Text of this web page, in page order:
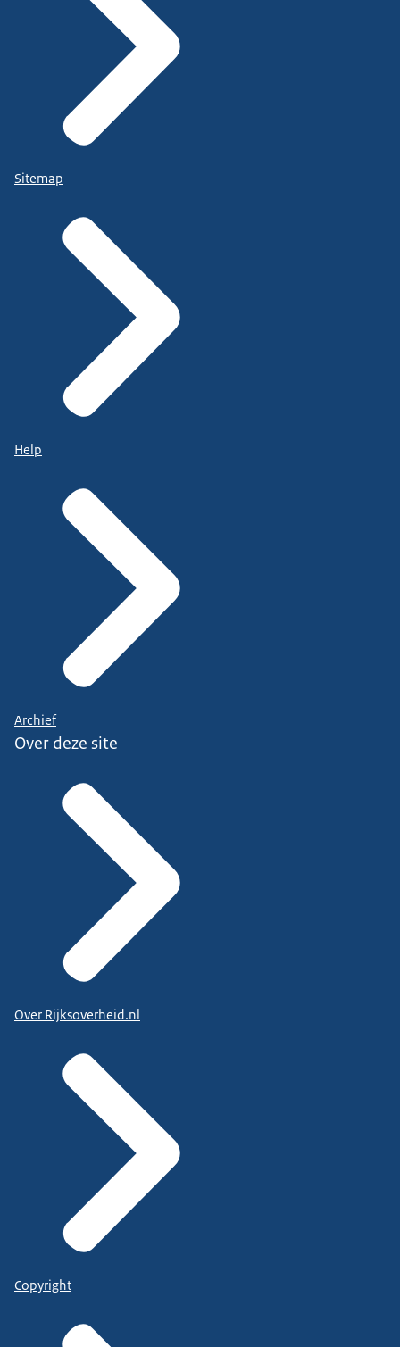
Sitemap
Help
Archief
Over deze site
Over Rijksoverheid.nl
Copyright